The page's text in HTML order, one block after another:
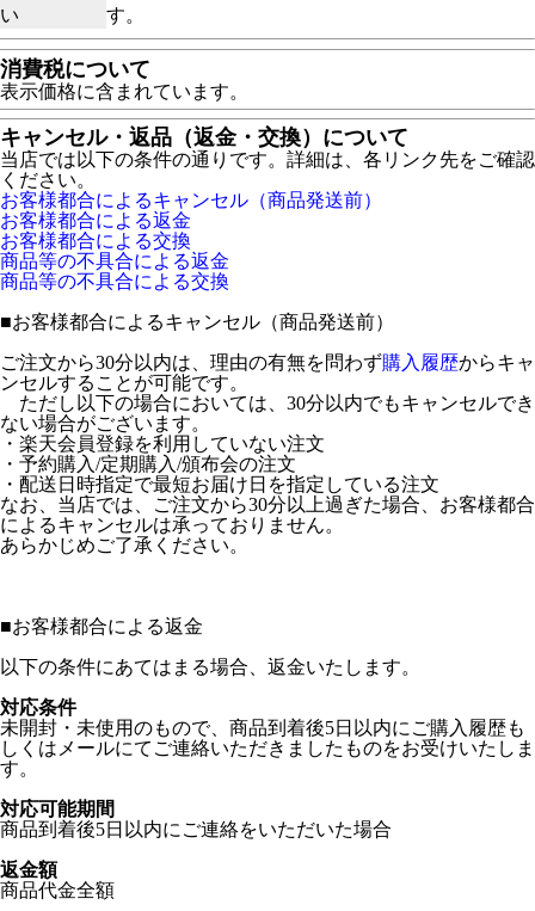
い
す。
消費税について
表示価格に含まれています。
キャンセル・返品（返金・交換）について
当店では以下の条件の通りです。詳細は、各リンク先をご確認
ください。
お客様都合によるキャンセル（商品発送前）
お客様都合による返金
お客様都合による交換
商品等の不具合による返金
商品等の不具合による交換
■お客様都合によるキャンセル（商品発送前）
ご注文から30分以内は、理由の有無を問わず購入履歴からキャ
ンセルすることが可能です。
ただし以下の場合においては、30分以内でもキャンセルでき
ない場合がございます。
・楽天会員登録を利用していない注文
・予約購入/定期購入/頒布会の注文
・配送日時指定で最短お届け日を指定している注文
なお、当店では、ご注文から30分以上過ぎた場合、お客様都合
によるキャンセルは承っておりません。
あらかじめご了承ください。
■お客様都合による返金
以下の条件にあてはまる場合、返金いたします。
対応条件
未開封・未使用のもので、商品到着後5日以内にご購入履歴も
しくはメールにてご連絡いただきましたものをお受けいたしま
す。
対応可能期間
商品到着後5日以内にご連絡をいただいた場合
返金額
商品代金全額